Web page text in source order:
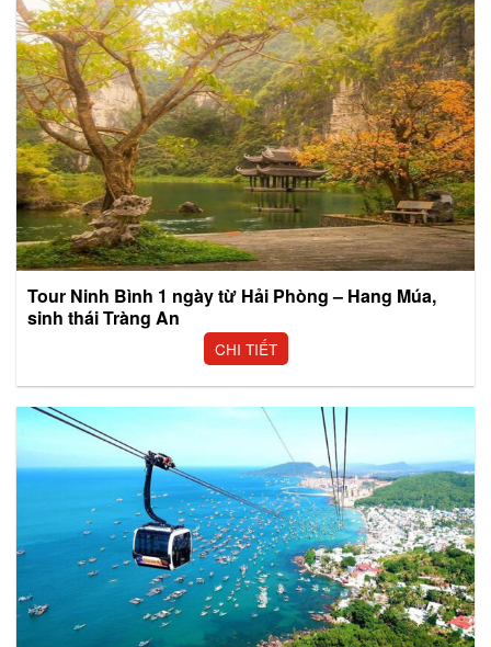
Tour Ninh Bình 1 ngày từ Hải Phòng – Hang Múa,
sinh thái Tràng An
CHI TIẾT